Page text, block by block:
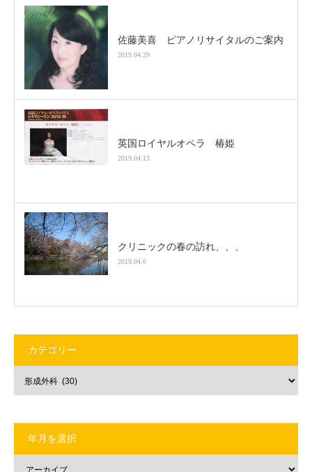
佐藤美喜 ピアノリサイタルのご案内
2019.04.29
英国ロイヤルオペラ 椿姫
2019.04.13
クリニックの春の訪れ、、、
2019.04.6
カテゴリー
年月を選択